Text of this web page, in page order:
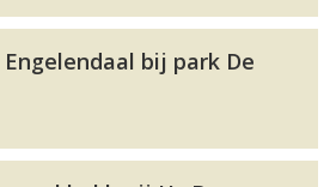
bij park De